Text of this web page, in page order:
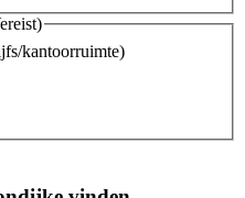
kantoorruimte)